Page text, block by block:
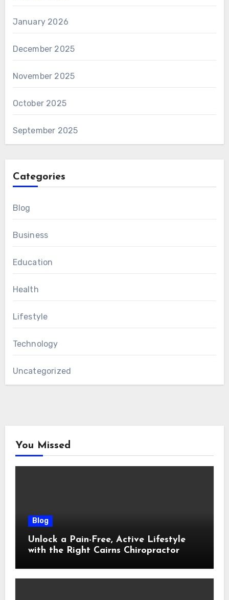
January 2026
December 2025
November 2025
October 2025
September 2025
Categories
Blog
Business
Education
Health
Lifestyle
Technology
Uncategorized
You Missed
Blog
Unlock a Pain-Free, Active Lifestyle
with the Right Cairns Chiropractor